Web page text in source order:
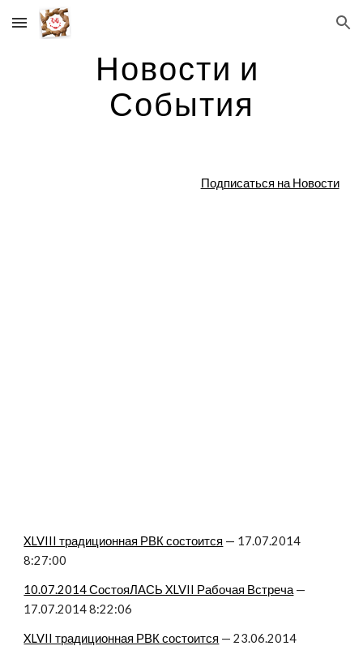
Skip to main content Skip to navigation
Новости и
События
Подписаться на Новости
XLVIII традиционная РВК состоится — 17.07.2014
8:27:00
10.07.2014 СостояЛАСЬ XLVII Рабочая Встреча —
17.07.2014 8:22:06
XLVII традиционная РВК состоится — 23.06.2014